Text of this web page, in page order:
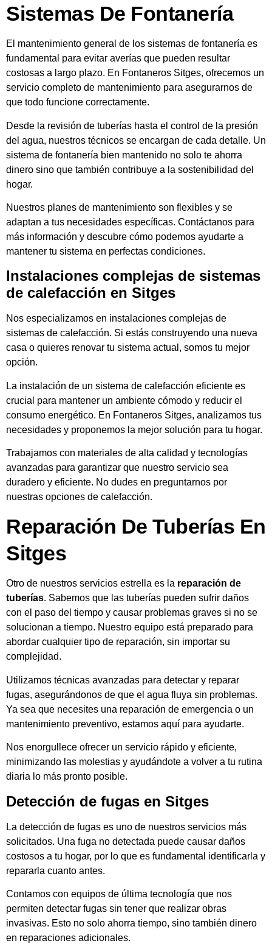
Sistemas De Fontanería
El mantenimiento general de los sistemas de fontanería es
fundamental para evitar averías que pueden resultar
costosas a largo plazo. En Fontaneros Sitges, ofrecemos un
servicio completo de mantenimiento para asegurarnos de
que todo funcione correctamente.
Desde la revisión de tuberías hasta el control de la presión
del agua, nuestros técnicos se encargan de cada detalle. Un
sistema de fontanería bien mantenido no solo te ahorra
dinero sino que también contribuye a la sostenibilidad del
hogar.
Nuestros planes de mantenimiento son flexibles y se
adaptan a tus necesidades específicas. Contáctanos para
más información y descubre cómo podemos ayudarte a
mantener tu sistema en perfectas condiciones.
Instalaciones complejas de sistemas
de calefacción en Sitges
Nos especializamos en instalaciones complejas de
sistemas de calefacción. Si estás construyendo una nueva
casa o quieres renovar tu sistema actual, somos tu mejor
opción.
La instalación de un sistema de calefacción eficiente es
crucial para mantener un ambiente cómodo y reducir el
consumo energético. En Fontaneros Sitges, analizamos tus
necesidades y proponemos la mejor solución para tu hogar.
Trabajamos con materiales de alta calidad y tecnologías
avanzadas para garantizar que nuestro servicio sea
duradero y eficiente. No dudes en preguntarnos por
nuestras opciones de calefacción.
Reparación De Tuberías En
Sitges
Otro de nuestros servicios estrella es la reparación de
tuberías. Sabemos que las tuberías pueden sufrir daños
con el paso del tiempo y causar problemas graves si no se
solucionan a tiempo. Nuestro equipo está preparado para
abordar cualquier tipo de reparación, sin importar su
complejidad.
Utilizamos técnicas avanzadas para detectar y reparar
fugas, asegurándonos de que el agua fluya sin problemas.
Ya sea que necesites una reparación de emergencia o un
mantenimiento preventivo, estamos aquí para ayudarte.
Nos enorgullece ofrecer un servicio rápido y eficiente,
minimizando las molestias y ayudándote a volver a tu rutina
diaria lo más pronto posible.
Detección de fugas en Sitges
La detección de fugas es uno de nuestros servicios más
solicitados. Una fuga no detectada puede causar daños
costosos a tu hogar, por lo que es fundamental identificarla y
repararla cuanto antes.
Contamos con equipos de última tecnología que nos
permiten detectar fugas sin tener que realizar obras
invasivas. Esto no solo ahorra tiempo, sino también dinero
en reparaciones adicionales.